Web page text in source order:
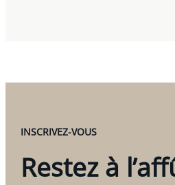
INSCRIVEZ-VOUS
Restez à